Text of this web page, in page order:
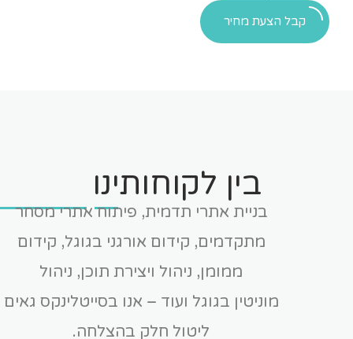
קבל הצעת מחיר
בין לקוחותינו
בניית אתרי תדמית, פיתוח אתרי מסחר
מתקדמים, קידום אורגני בגוגל, קידום
ממומן, ניהול ויצירת תוכן, ניהול
מוניטין בגוגל ועוד – אנו בסייטלינקס גאים
ליטול חלק בהצלחה.